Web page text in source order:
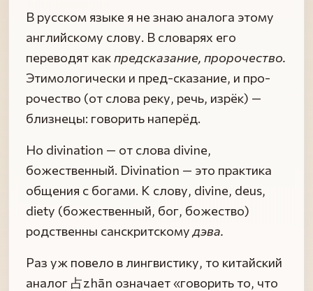
В русском языке я не знаю аналога этому
английскому слову. В словарях его
переводят какпредсказание, пророчество.
Этимологически и пред-сказание, и про-
рочество (от слова реку, речь, изрёк) —
близнецы: говорить наперёд.
Но divination — от слова divine,
божественный. Divination — это практика
общения с богами. К слову, divine, deus,
diety (божественный, бог, божество)
родственны санскритскомудэва.
Раз уж повело в лингвистику, то китайский
аналог 占zhān означает «говорить то, что